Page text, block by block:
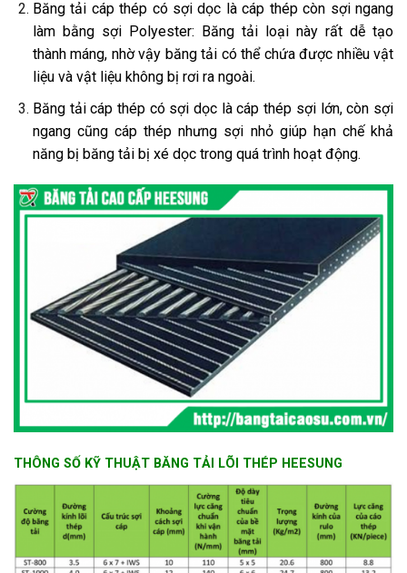
Băng tải cáp thép có sợi dọc là cáp thép còn sợi ngang
làm bằng sợi Polyester: Băng tải loại này rất dễ tạo
thành máng, nhờ vậy băng tải có thể chứa được nhiều vật
liệu và vật liệu không bị rơi ra ngoài.
Băng tải cáp thép có sợi dọc là cáp thép sợi lớn, còn sợi
ngang cũng cáp thép nhưng sợi nhỏ giúp hạn chế khả
năng bị băng tải bị xé dọc trong quá trình hoạt động.
THÔNG SỐ KỸ THUẬT BĂNG TẢI LÕI THÉP HEESUNG